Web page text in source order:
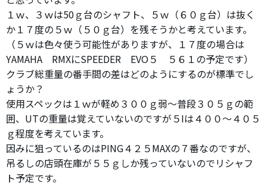
１ｗ、３ｗは50ｇ台のシャフト、５ｗ（６０ｇ台）は抜く
か１７度の５ｗ（５０ｇ台）を残そうかと考えています。
（５ｗは色々使う可能性がありますが、１７度の場合は
YAMAHA RMXにSPEEDER EVO５ ５６１の予定です）
クラブ総重量の番手間の差はどのようにするのが標準でし
ょうか？
使用スペックは１ｗが軽め３００ｇ弱〜普段３０５ｇの範
囲、UTの重量は覚えていないのですが５Iは４００〜４０５
ｇ程度を考えています。
因みに狙っているのはPING４２５MAXの７番なのですが、
吊るしの店頭在庫が５５ｇしか残っていないのでリシャフ
ト予定です。